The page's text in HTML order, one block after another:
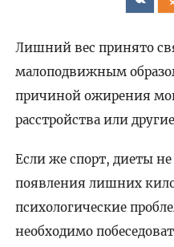
Лишний вес принято
малоподвижным
причиной ожирения
расстройства или
Если же спорт, диеты
появления лишних
психологические
необходимо